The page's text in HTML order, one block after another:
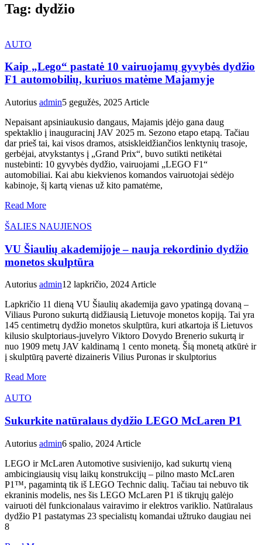
Tag: dydžio
AUTO
Kaip „Lego“ pastatė 10 vairuojamų gyvybės dydžio
F1 automobilių, kuriuos matėme Majamyje
Autorius admin5 gegužės, 2025 Article
Nepaisant apsiniaukusio dangaus, Majamis įdėjo gana daug
spektaklio į inauguracinį JAV 2025 m. Sezono etapo etapą. Tačiau
dar prieš tai, kai visos dramos, atsiskleidžiančios lenktynių trasoje,
gerbėjai, atvykstantys į „Grand Prix“, buvo sutikti netikėtai
nustebinti: 10 gyvybės dydžio, vairuojami „LEGO F1“
automobiliai. Kai abu kiekvienos komandos vairuotojai sėdėjo
kabinoje, šį kartą vienas už kito pamatėme,
Read More
ŠALIES NAUJIENOS
VU Šiaulių akademijoje – nauja rekordinio dydžio
monetos skulptūra
Autorius admin12 lapkričio, 2024Article
Lapkričio 11 dieną VU Šiaulių akademija gavo ypatingą dovaną –
Viliaus Purono sukurtą didžiausią Lietuvoje monetos kopiją. Tai yra
145 centimetrų dydžio monetos skulptūra, kuri atkartoja iš Lietuvos
kilusio skulptoriaus-juvelyro Viktoro Dovydo Brenerio sukurtą ir
nuo 1909 metų JAV kaldinamą 1 cento monetą. Šią monetą atkūrė ir
į skulptūrą pavertė dizaineris Vilius Puronas ir skulptorius
Read More
AUTO
Sukurkite natūralaus dydžio LEGO McLaren P1
Autorius admin6 spalio, 2024 Article
LEGO ir McLaren Automotive susivienijo, kad sukurtų vieną
ambicingiausių visų laikų konstrukcijų – pilno masto McLaren
P1™, pagamintą tik iš LEGO Technic dalių. Tačiau tai nebuvo tik
ekraninis modelis, nes šis LEGO McLaren P1 iš tikrųjų galėjo
vairuoti dėl funkcionalaus vairavimo ir elektros variklio. Natūralaus
dydžio P1 pastatymas 23 specialistų komandai užtruko daugiau nei
8